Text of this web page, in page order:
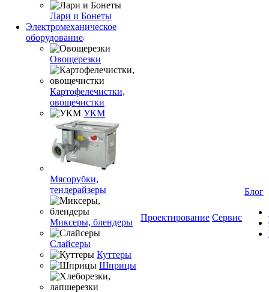
Лари и Бонеты
Электромеханическое
оборудование
Овощерезки
Картофелечистки,
овощечистки
УКМ
Мясорубки,
тендерайзеры
Миксеры, блендеры
Слайсеры
Куттеры
Шприцы
Проектирование Сервис
Блог